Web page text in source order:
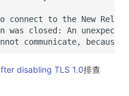
disabling TLS 1.0排查